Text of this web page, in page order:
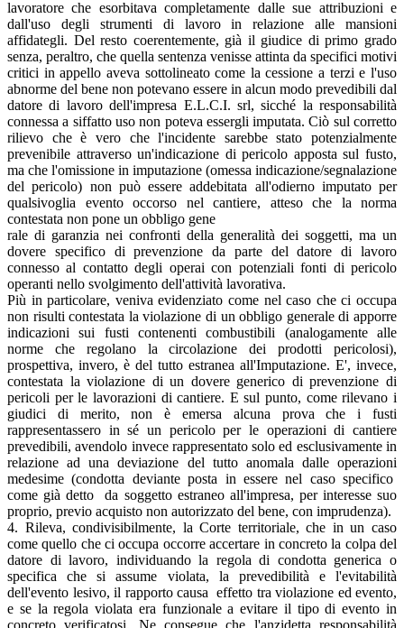
lavoratore che esorbitava completamente dalle sue attribuzioni e
dall'uso degli strumenti di lavoro in relazione alle mansioni
affidategli. Del resto coerentemente, già il giudice di primo grado
senza, peraltro, che quella sentenza venisse attinta da specifici motivi
critici in appello aveva sottolineato come la cessione a terzi e l'uso
abnorme del bene non potevano essere in alcun modo prevedibili dal
datore di lavoro dell'impresa E.L.C.I. srl, sicché la responsabilità
connessa a siffatto uso non poteva essergli imputata. Ciò sul corretto
rilievo che è vero che l'incidente sarebbe stato potenzialmente
prevenibile attraverso un'indicazione di pericolo apposta sul fusto,
ma che l'omissione in imputazione (omessa indicazione/segnalazione
del pericolo) non può essere addebitata all'odierno imputato per
qualsivoglia evento occorso nel cantiere, atteso che la norma
contestata non pone un obbligo gene
rale di garanzia nei confronti della generalità dei soggetti, ma un
dovere specifico di prevenzione da parte del datore di lavoro
connesso al contatto degli operai con potenziali fonti di pericolo
operanti nello svolgimento dell'attività lavorativa.
Più in particolare, veniva evidenziato come nel caso che ci occupa
non risulti contestata la violazione di un obbligo generale di apporre
indicazioni sui fusti contenenti combustibili (analogamente alle
norme che regolano la circolazione dei prodotti pericolosi),
prospettiva, invero, è del tutto estranea all'Imputazione. E', invece,
contestata la violazione di un dovere generico di prevenzione di
pericoli per le lavorazioni di cantiere. E sul punto, come rilevano i
giudici di merito, non è emersa alcuna prova che i fusti
rappresentassero in sé un pericolo per le operazioni di cantiere
prevedibili, avendolo invece rappresentato solo ed esclusivamente in
relazione ad una deviazione del tutto anomala dalle operazioni
medesime (condotta deviante posta in essere nel caso specifico
come già detto da soggetto estraneo all'impresa, per interesse suo
proprio, previo acquisto non autorizzato del bene, con imprudenza).
4. Rileva, condivisibilmente, la Corte territoriale, che in un caso
come quello che ci occupa occorre accertare in concreto la colpa del
datore di lavoro, individuando la regola di condotta generica o
specifica che si assume violata, la prevedibilità e l'evitabilità
dell'evento lesivo, il rapporto causa effetto tra violazione ed evento,
e se la regola violata era funzionale a evitare il tipo di evento in
concreto verificatosi. Ne consegue che l'anzidetta responsabilità